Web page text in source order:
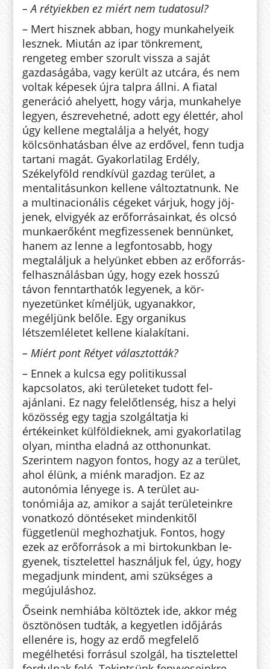
– A rétyiekben ez miért nem tu­da­tosul?
– Mert hisznek abban, hogy mun­kahelyeik
lesznek. Miután az ipar tönkrement,
rengeteg ember szorult vissza a saját
gazdaságába, vagy ke­rült az utcára, és nem
voltak képesek új­ra talpra állni. A fiatal
gene­rá­ció ahelyett, hogy várja, munkahelye
le­gyen, észrevehetné, adott egy élettér, ahol
úgy kellene megtalálja a helyét, hogy
kölcsönhatásban élve az erdő­vel, fenn tudja
tartani magát. Gya­korlatilag Erdély,
Székelyföld rendkívül gazdag terület, a
mentalitásun­kon kellene változtatnunk. Ne
a mul­tinacionális cégeket várjuk, hogy jöj­
jenek, elvigyék az erőforrásain­kat, és olcsó
munkaerőként meg­­fi­zes­­senek bennünket,
hanem az len­ne a leg­fontosabb, hogy
megtaláljuk a helyünket ebben az erőforrás-
fel­ha­sználásban úgy, hogy ezek hosszú
távon fenntarthatók le­gyenek, a kör­­
nyezetünket kíméljük, ugyan­akkor,
megéljünk belőle. Egy or­ga­ni­kus
létszemléletet kellene kialakítani.
– Miért pont Rétyet választották?
– Ennek a kulcsa egy politikussal
kapcsolatos, aki területeket tudott fel­
ajánlani. Ez nagy felelőtlenség, hisz a helyi
közösség egy tagja szol­gál­tatja ki
értékeinket külföldiek­nek, ami gya­korlatilag
olyan, mint­ha eladná az otthonunkat.
Szerin­tem na­gyon fontos, hogy az a terü­let,
ahol élünk, a miénk maradjon. Ez az
autonómia lényege is. A terü­let au­
tonómiája az, amikor a saját te­­­rületeinkre
vonatkozó döntéseket min­­denkitől
függetlenül meg­hoz­hatjuk. Fontos, hogy
ezek az erőforrások a mi birtokunkban le­
gyenek, tisz­telettel használjuk fel, úgy, hogy
megadjunk mindent, ami szükséges a
megújuláshoz.
Őseink nemhiába költöztek ide, akkor még
ösztönösen tudták, a kegyetlen időjárás
ellenére is, hogy az erdő megfelelő
megélhetési forrásul szolgál, ha tisztelettel